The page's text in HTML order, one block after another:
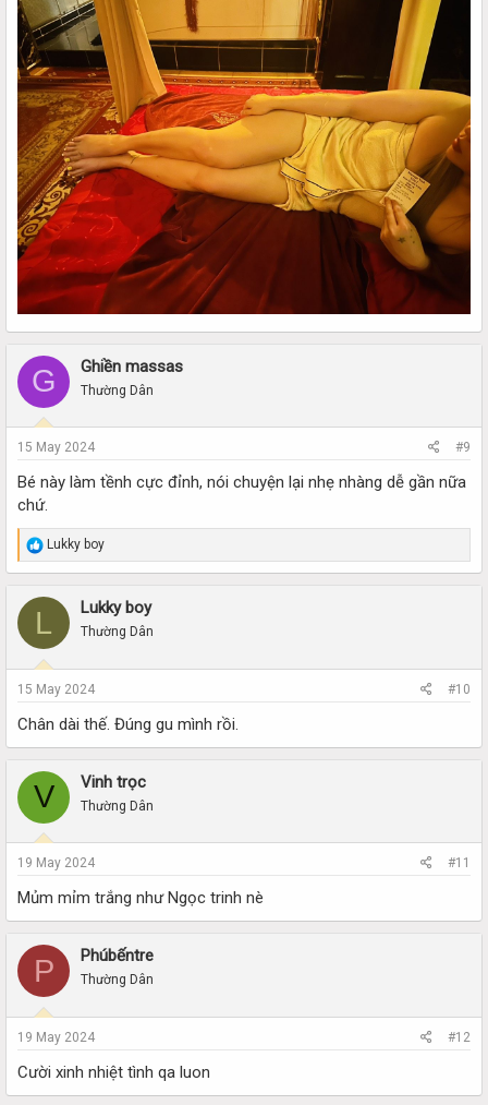
G Ghiền massas
Thường Dân
15 May 2024 #9
Bé này làm tềnh cực đỉnh, nói chuyện lại nhẹ nhàng dễ gần nữa
chứ.
R
e
a
c
i
o
n
s
Lukky boy
L Lukky boy
Thường Dân
15 May 2024 #10
Chân dài thế. Đúng gu mình rồi.
V Vinh trọc
Thường Dân
19 May 2024 #11
Mủm mỉm trắng như Ngọc trinh nè
P Phúbếntre
Thường Dân
19 May 2024 #12
Cười xinh nhiệt tình qa luon